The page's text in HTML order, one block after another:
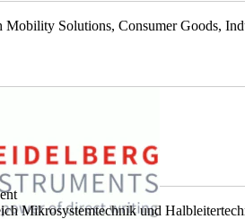
Solutions, Consumer Goods,
Mikrosystemtechnik und